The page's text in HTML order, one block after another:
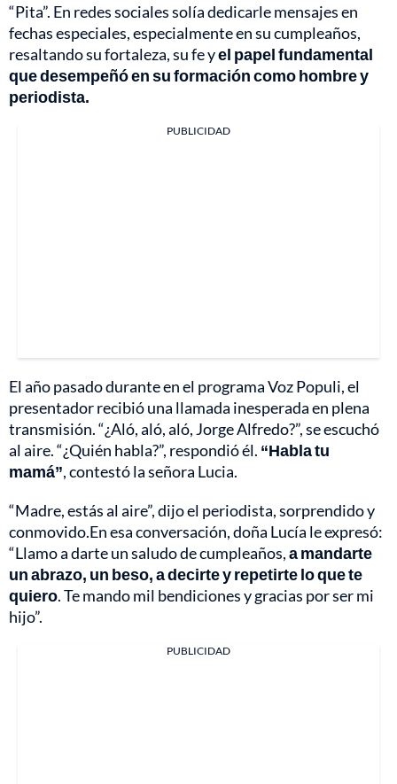
“Pita”. En redes sociales solía dedicarle mensajes en
fechas especiales, especialmente en su cumpleaños,
resaltando su fortaleza, su fe yel papel fundamental
que desempeñó en su formación como hombre y
periodista.
PUBLICIDAD
El año pasado durante en el programa Voz Populi, el
presentador recibió una llamada inesperada en plena
transmisión. “¿Aló, aló, aló, Jorge Alfredo?”, se escuchó
al aire. “¿Quién habla?”, respondió él. “Habla tu
mamá”, contestó la señora Lucia.
“Madre, estás al aire”, dijo el periodista, sorprendido y
conmovido.En esa conversación, doña Lucía le expresó:
“Llamo a darte un saludo de cumpleaños,a mandarte
un abrazo, un beso, a decirte y repetirte lo que te
quiero. Te mando mil bendiciones y gracias por ser mi
hijo”.
PUBLICIDAD